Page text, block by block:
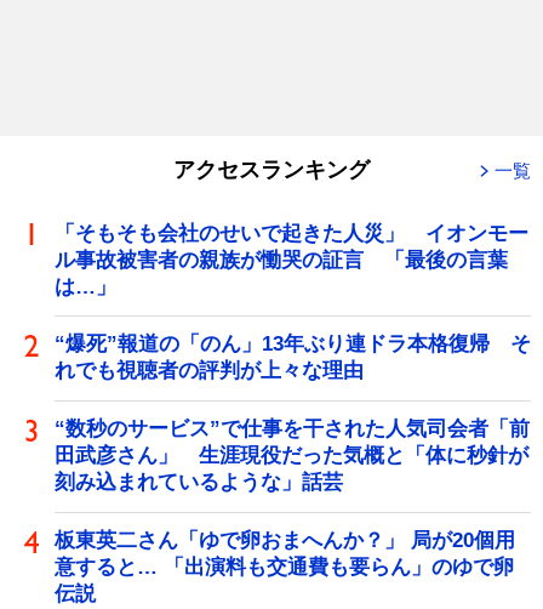
アクセスランキング 一覧
「そもそも会社のせいで起きた人災」 イオンモー
ル事故被害者の親族が慟哭の証言 「最後の言葉
は…」
“爆死”報道の「のん」13年ぶり連ドラ本格復帰 そ
れでも視聴者の評判が上々な理由
“数秒のサービス”で仕事を干された人気司会者「前
田武彦さん」 生涯現役だった気概と「体に秒針が
刻み込まれているような」話芸
板東英二さん「ゆで卵おまへんか？」 局が20個用
意すると… 「出演料も交通費も要らん」のゆで卵
伝説